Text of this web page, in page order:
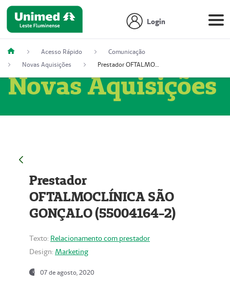
Login
Acesso Rápido
Comunicação
Novas Aquisições
Prestador OFTALMOCLÍNICA SÃO GONÇALO (55004164-2)
Novas Aquisições
Prestador
OFTALMOCLÍNICA SÃO
GONÇALO (55004164-2)
Texto: Relacionamento com prestador
Design: Marketing
07 de agosto, 2020